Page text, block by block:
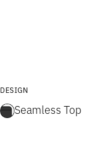
DESIGN
Seamless Top